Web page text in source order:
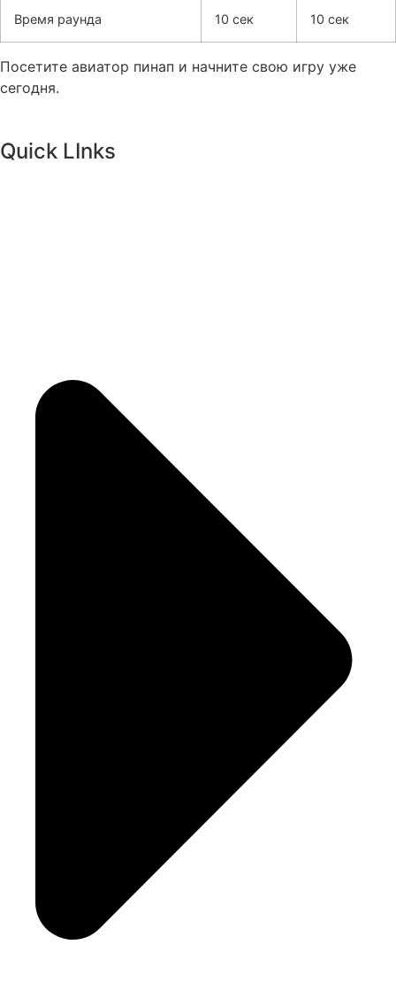
Время раунда 10 сек 10 сек
Посетите авиатор пинап и начните свою игру уже
сегодня.
Quick LInks